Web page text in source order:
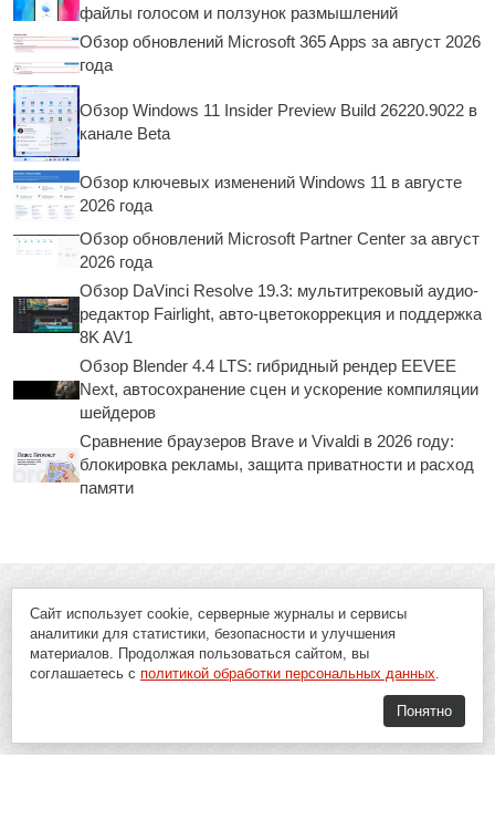
файлы голосом и ползунок размышлений
Обзор обновлений Microsoft 365 Apps за август 2026
года
Обзор Windows 11 Insider Preview Build 26220.9022 в
канале Beta
Обзор ключевых изменений Windows 11 в августе
2026 года
Обзор обновлений Microsoft Partner Center за август
2026 года
Обзор DaVinci Resolve 19.3: мультитрековый аудио-
редактор Fairlight, авто-цветокоррекция и поддержка
8K AV1
Обзор Blender 4.4 LTS: гибридный рендер EEVEE
Next, автосохранение сцен и ускорение компиляции
шейдеров
Сравнение браузеров Brave и Vivaldi в 2026 году:
блокировка рекламы, защита приватности и расход
памяти
Сайт использует cookie, серверные журналы и сервисы
аналитики для статистики, безопасности и улучшения
материалов. Продолжая пользоваться сайтом, вы
соглашаетесь с политикой обработки персональных данных.
Понятно